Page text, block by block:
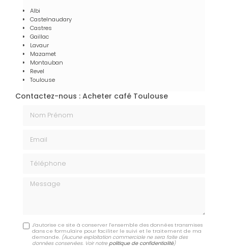
Albi
Castelnaudary
Castres
Gaillac
Lavaur
Mazamet
Montauban
Revel
Toulouse
Contactez-nous : Acheter café Toulouse
Message
J'autorise ce site à conserver l'ensemble des données transmises
dans ce formulaire pour faciliter le suivi et le traitement de ma
demande. (Aucune exploitation commerciale ne sera faite des
données conservées. Voir notrepolitique de confidentialité)